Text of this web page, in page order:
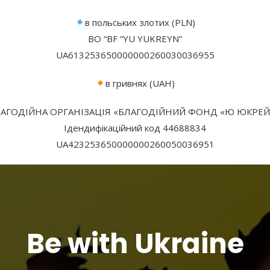
в польських злотих (PLN)
BO “BF “YU YUKREYN”
UA613253650000000260030036955
в гривнях (UAH)
ОРГАНІЗАЦІЯ «БЛАГОДІЙНИЙ ФОНД «Ю
Ідендифікаційний код 44688834
UA423253650000000260050036951
Be with Ukraine